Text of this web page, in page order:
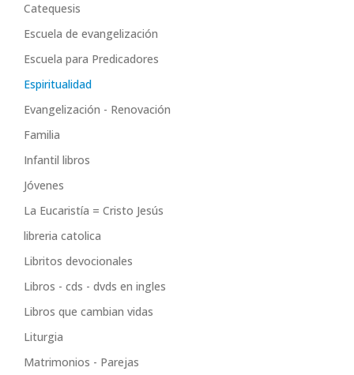
Catequesis
Escuela de evangelización
Escuela para Predicadores
Espiritualidad
Evangelización - Renovación
Familia
Infantil libros
Jóvenes
La Eucaristía = Cristo Jesús
libreria catolica
Libritos devocionales
Libros - cds - dvds en ingles
Libros que cambian vidas
Liturgia
Matrimonios - Parejas